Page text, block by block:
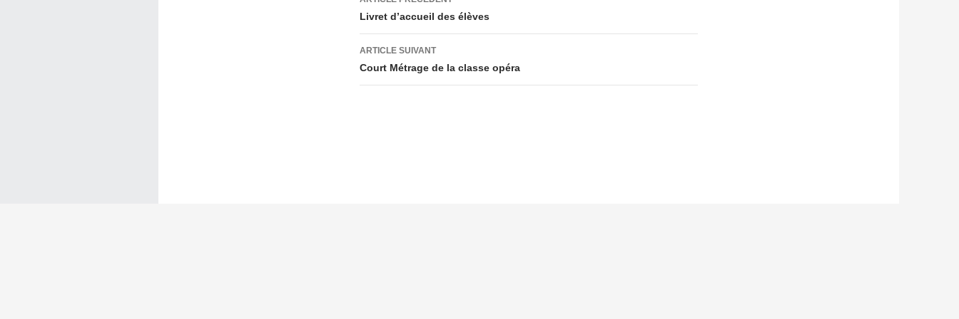
des
articles
Livret d’accueil des élèves
ARTICLE SUIVANT
Court Métrage de la classe opéra